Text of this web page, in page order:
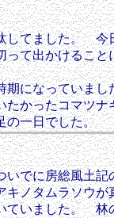
してました。 今
て出かけること
期になっていま
たかったコマツナ
の一日でした。
でに房総風土記
ノタムラソウが
ていました。 林